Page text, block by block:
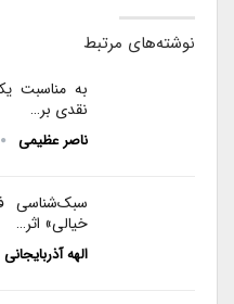
نوشته‌های مرتبط
به مناسبت
نقدی بر…
ناصر عظیمی
سبک‌شناسی
خیالی» اثر…
الهه آذربایجانی